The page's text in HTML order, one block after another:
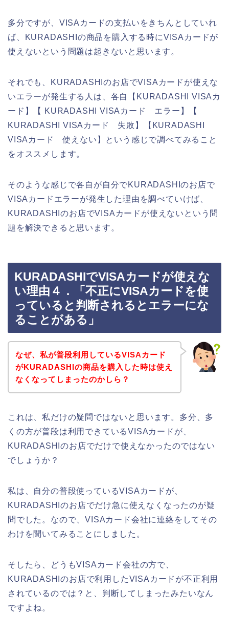
多分ですが、VISAカードの支払いをきちんとしていれ
ば、KURADASHIの商品を購入する時にVISAカードが
使えないという問題は起きないと思います。
それでも、KURADASHIのお店でVISAカードが使えな
いエラーが発生する人は、各自【KURADASHI VISAカ
ード】【 KURADASHI VISAカード エラー】【
KURADASHI VISAカード 失敗】【KURADASHI
VISAカード 使えない】という感じで調べてみること
をオススメします。
そのような感じで各自が自分でKURADASHIのお店で
VISAカードエラーが発生した理由を調べていけば、
KURADASHIのお店でVISAカードが使えないという問
題を解決できると思います。
KURADASHIでVISAカードが使えな
い理由４．「不正にVISAカードを使
っていると判断されるとエラーにな
ることがある」
なぜ、私が普段利用しているVISAカード
がKURADASHIの商品を購入した時は使え
なくなってしまったのかしら？
これは、私だけの疑問ではないと思います。多分、多
くの方が普段は利用できているVISAカードが、
KURADASHIのお店でだけで使えなかったのではない
でしょうか？
私は、自分の普段使っているVISAカードが、
KURADASHIのお店でだけ急に使えなくなったのが疑
問でした。なので、VISAカード会社に連絡をしてその
わけを聞いてみることにしました。
そしたら、どうもVISAカード会社の方で、
KURADASHIのお店で利用したVISAカードが不正利用
されているのでは？と、判断してしまったみたいなん
ですよね。